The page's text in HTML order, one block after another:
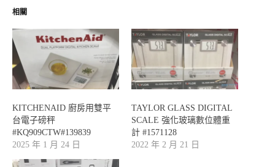
相關
KITCHENAID 廚房用雙平
台電子磅秤
#KQ909CTW#139839
2025 年 1 月 24 日
TAYLOR GLASS DIGITAL
SCALE 強化玻璃數位體重
計 #1571128
2022 年 2 月 21 日